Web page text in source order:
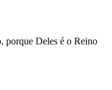
porque Deles é o Reino